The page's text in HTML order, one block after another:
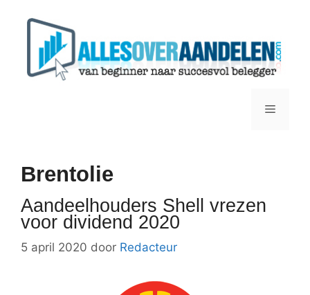
Menu
Brentolie
Aandeelhouders Shell vrezen
voor dividend 2020
5 april 2020 door Redacteur